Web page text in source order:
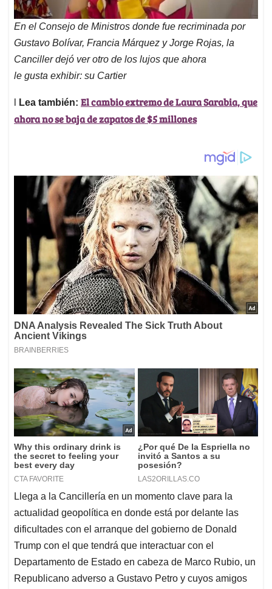
En el Consejo de Ministros donde fue recriminada por
Gustavo Bolívar, Francia Márquez y Jorge Rojas, la
Canciller dejó ver otro de los lujos que ahora
le gusta exhibir: su Cartier
Lea también: El cambio extremo de Laura Sarabia, que
ahora no se baja de zapatos de $5 millones
Llega a la Cancillería en un momento clave para la
actualidad geopolítica en donde está por delante las
dificultades con el arranque del gobierno de Donald
Trump con el que tendrá que interactuar con el
Departamento de Estado en cabeza de Marco Rubio, un
Republicano adverso a Gustavo Petro y cuyos amigos